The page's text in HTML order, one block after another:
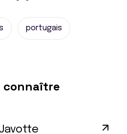
portugais
connaître